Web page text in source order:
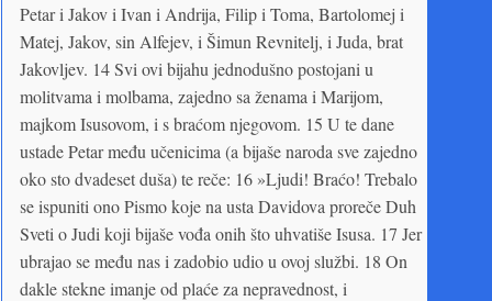
Petar i Jakov i Ivan i Andrija, Filip i Toma, Bartolomej i
Matej, Jakov, sin Alfejev, i Šimun Revnitelj, i Juda, brat
Jakovljev. 14 Svi ovi bijahu jednodušno postojani u
molitvama i molbama, zajedno sa ženama i Marijom,
majkom Isusovom, i s braćom njegovom. 15 U te dane
ustade Petar među učenicima (a bijaše naroda sve zajedno
oko sto dvadeset duša) te reče: 16 »Ljudi! Braćo! Trebalo
se ispuniti ono Pismo koje na usta Davidova proreče Duh
Sveti o Judi koji bijaše vođa onih što uhvatiše Isusa. 17 Jer
ubrajao se među nas i zadobio udio u ovoj službi. 18 On
dakle stekne imanje od plaće za nepravednost, i